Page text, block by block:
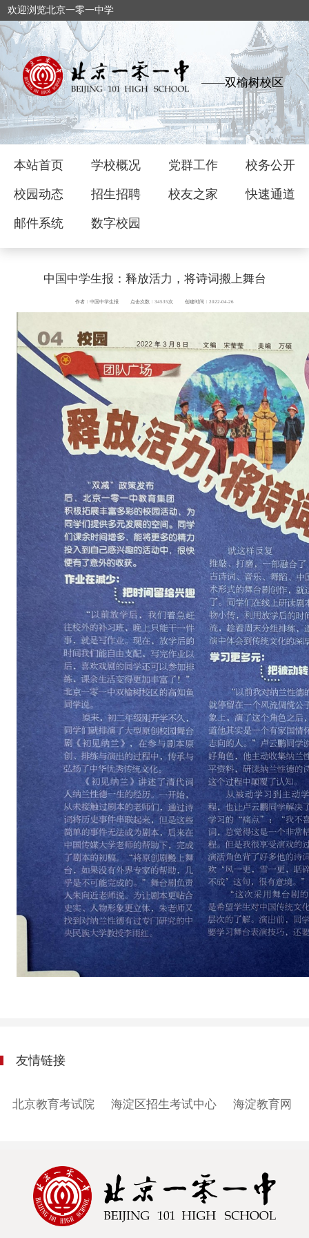
欢迎浏览北京一零一中学
——双榆树校区
本站首页 学校概况 党群工作 校务公开
校园动态 招生招聘 校友之家 快速通道
邮件系统 数字校园
中国中学生报：释放活力，将诗词搬上舞台
作者：中国中学生报 点击次数：34535次 创建时间：2022-04-26
友情链接
北京教育考试院 海淀区招生考试中心 海淀教育网